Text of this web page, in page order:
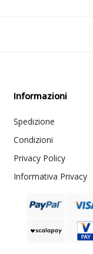
Informazioni
Spedizione
Condizioni
Privacy Policy
Informativa Privacy